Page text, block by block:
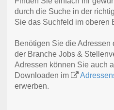
durch die Suche in der
Sie das Suchfeld im oberen
Benötigen Sie die Adressen
der Branche Jobs &
Adressen können Sie auch
Downloaden im
erwerben.